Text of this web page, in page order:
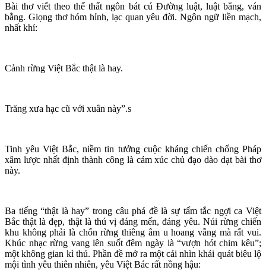
Bài thơ viết theo thể thất ngôn bát cú Đường luật, luật bằng, ván
bằng. Giọng thơ hóm hỉnh, lạc quan yêu đời. Ngôn ngữ liền mạch,
nhất khí:
Cảnh rừng Việt Bắc thật là hay.
Trăng xưa hạc cũ với xuân này”.s
Tinh yêu Việt Bắc, niềm tin tưởng cuộc kháng chiến chống Pháp
xâm lược nhất định thành công là cảm xúc chủ đạo dào dạt bài thơ
này.
Ba tiếng “thật là hay” trong câu phá đề là sự tấm tắc ngợi ca Việt
Bắc thật là đẹp, thật là thú vị đáng mến, đáng yêu. Núi rừng chiến
khu không phải là chốn rừng thiêng âm u hoang vắng mà rất vui.
Khúc nhạc rừng vang lên suốt đêm ngày là “vượn hót chim kêu”;
một không gian kì thú. Phần đề mở ra một cái nhìn khái quát biêu lộ
mội tình yêu thiên nhiên, yêu Việt Bác rất nồng hậu: